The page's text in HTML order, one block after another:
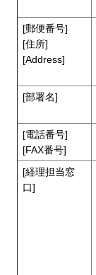
[郵便番号]
[住所]
[Address]
[部署名]
[電話番号]
[FAX番号]
[経理担当窓
口]